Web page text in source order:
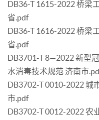
DB36-T 1615-2022 桥梁
省.pdf
DB36-T 1616-2022 桥梁
省.pdf
DB3701-T 8—2022 新型
水消毒技术规范 济南市
DB3702-T 0010-2022 城
市.pdf
DB3702-T 0012-2022 农